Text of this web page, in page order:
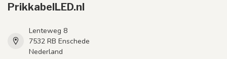
PrikkabelLED.nl
Lenteweg 8
7532 RB Enschede
Nederland